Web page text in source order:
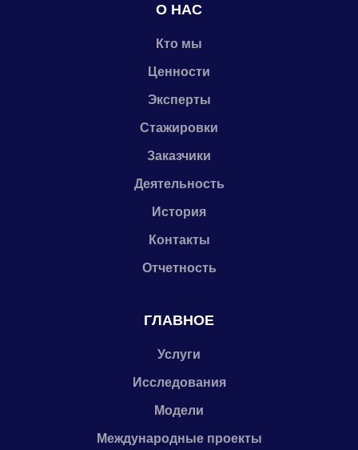
О НАС
Кто мы
Ценности
Эксперты
Стажировки
Заказчики
Деятельность
История
Контакты
Отчетность
ГЛАВНОЕ
Услуги
Исследования
Модели
Международные проекты